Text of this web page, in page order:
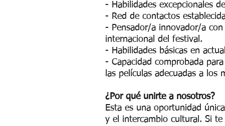
- Habilidades excepcionales
- Red de contactos
- Pensador/a innovador/a
internacional del festival.
- Habilidades básicas en
- Capacidad comprobada
las películas adecuadas a los
¿Por qué unirte a nosotros?
Esta es una oportunidad
y el intercambio cultural. Si